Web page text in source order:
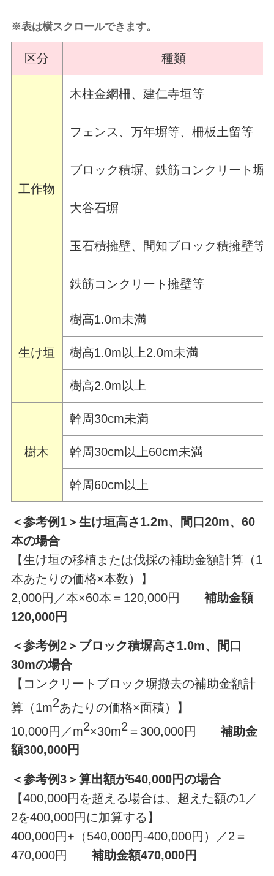
※表は横スクロールできます。
区分 種類
工作物
木柱金網柵、建仁寺垣等
フェンス、万年塀等、柵板土留等
ブロック積塀、鉄筋コンクリート塀
大谷石塀
玉石積擁壁、間知ブロック積擁壁等
鉄筋コンクリート擁壁等
生け垣
樹高1.0m未満
樹高1.0m以上2.0m未満
樹高2.0m以上
樹木
幹周30cm未満
幹周30cm以上60cm未満
幹周60cm以上
＜参考例1＞生け垣高さ1.2m、間口20m、60
本の場合
【生け垣の移植または伐採の補助金額計算（1
本あたりの価格×本数）】
2,000円／本×60本＝120,000円
補助金額
120,000円
＜参考例2＞ブロック積塀高さ1.0m、間口
30mの場合
【コンクリートブロック塀撤去の補助金額計
算（1m2あたりの価格×面積）】
10,000円／m2×30m2＝300,000円
補助金
額300,000円
＜参考例3＞算出額が540,000円の場合
【400,000円を超える場合は、超えた額の1／
2を400,000円に加算する】
400,000円+（540,000円-400,000円）／2＝
470,000円 補助金額470,000円